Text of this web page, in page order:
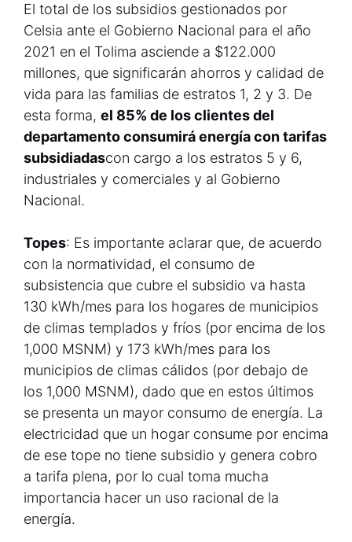
El total de los subsidios gestionados por
Celsia ante el Gobierno Nacional para el año
2021 en el Tolima asciende a $122.000
millones, que significarán ahorros y calidad de
vida para las familias de estratos 1, 2 y 3. De
esta forma, el 85% de los clientes del
departamento consumirá energía con tarifas
subsidiadascon cargo a los estratos 5 y 6,
industriales y comerciales y al Gobierno
Nacional.
Topes: Es importante aclarar que, de acuerdo
con la normatividad, el consumo de
subsistencia que cubre el subsidio va hasta
130 kWh/mes para los hogares de municipios
de climas templados y fríos (por encima de los
1,000 MSNM) y 173 kWh/mes para los
municipios de climas cálidos (por debajo de
los 1,000 MSNM), dado que en estos últimos
se presenta un mayor consumo de energía. La
electricidad que un hogar consume por encima
de ese tope no tiene subsidio y genera cobro
a tarifa plena, por lo cual toma mucha
importancia hacer un uso racional de la
energía.